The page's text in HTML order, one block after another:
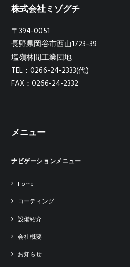
株式会社ミゾグチ
〒394-0051
長野県岡谷市西山1723-39
塩嶺林間工業団地
TEL：0266-24-2333(代)
FAX：0266-24-2332
メニュー
ナビゲーションメニュー
Home
コーティング
設備紹介
会社概要
お知らせ